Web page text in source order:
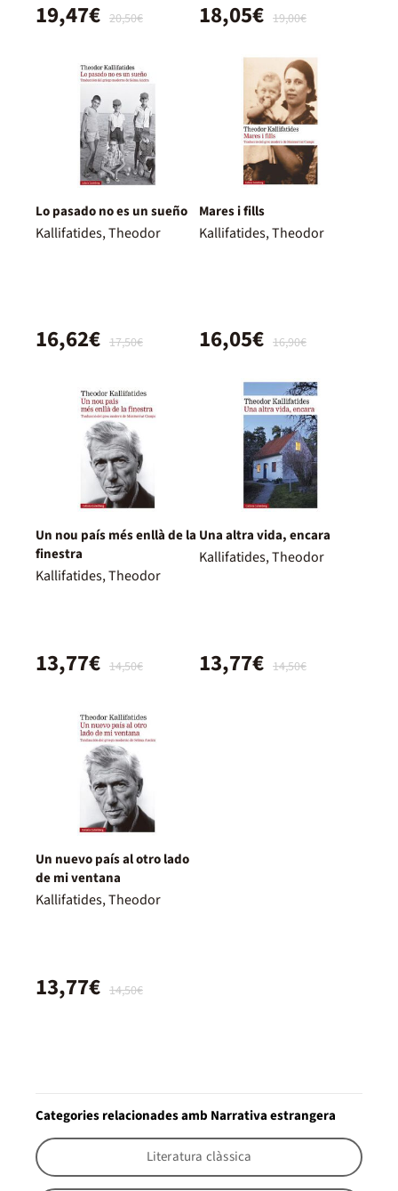
20,50€
19,47€ 19,00€
18,05€
Lo pasado no es un sueño
Kallifatides, Theodor
17,50€
16,62€
Mares i fills
Kallifatides, Theodor
16,90€
16,05€
Un nou país més enllà de la
finestra
Kallifatides, Theodor
14,50€
13,77€
Una altra vida, encara
Kallifatides, Theodor
14,50€
13,77€
Un nuevo país al otro lado
de mi ventana
Kallifatides, Theodor
14,50€
13,77€
Categories relacionades amb Narrativa estrangera
Literatura clàssica